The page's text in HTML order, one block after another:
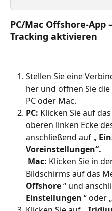
PC/Mac Offshore-App
Tracking aktivieren
Stellen Sie eine
her und öffnen Sie die
PC oder Mac.
PC: Klicken Sie auf
oberen linken Ecke
anschließend auf „
Voreinstellungen“.
Mac: Klicken Sie in
Bildschirms auf das
Offshore “ und
Einstellungen “ oder „